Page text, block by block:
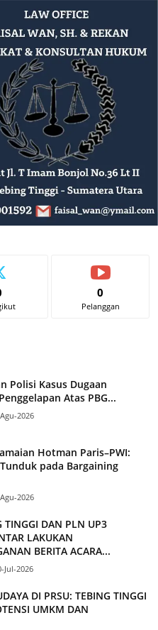
0
Pelanggan
Polisi Kasus Dugaan
Atas PBG...
2026
Hotman Paris–PWI:
pada Bargaining
2026
TINGGI DAN PLN UP3
LAKUKAN
BERITA ACARA...
Jul-2026
DI PRSU: TEBING TINGGI
UMKM DAN